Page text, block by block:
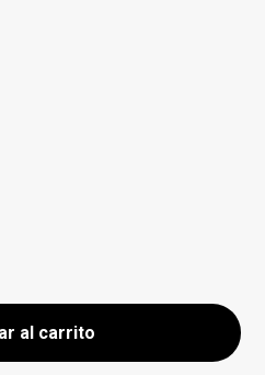
al carrito